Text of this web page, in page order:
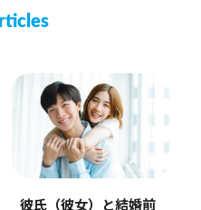
彼氏（彼女）と結婚前